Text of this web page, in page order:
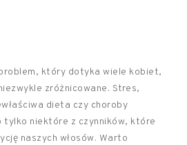
który dotyka wiele kobiet,
zróżnicowane. Stres,
dieta czy choroby
tylko niektóre z czynników, które
naszych włosów. Warto